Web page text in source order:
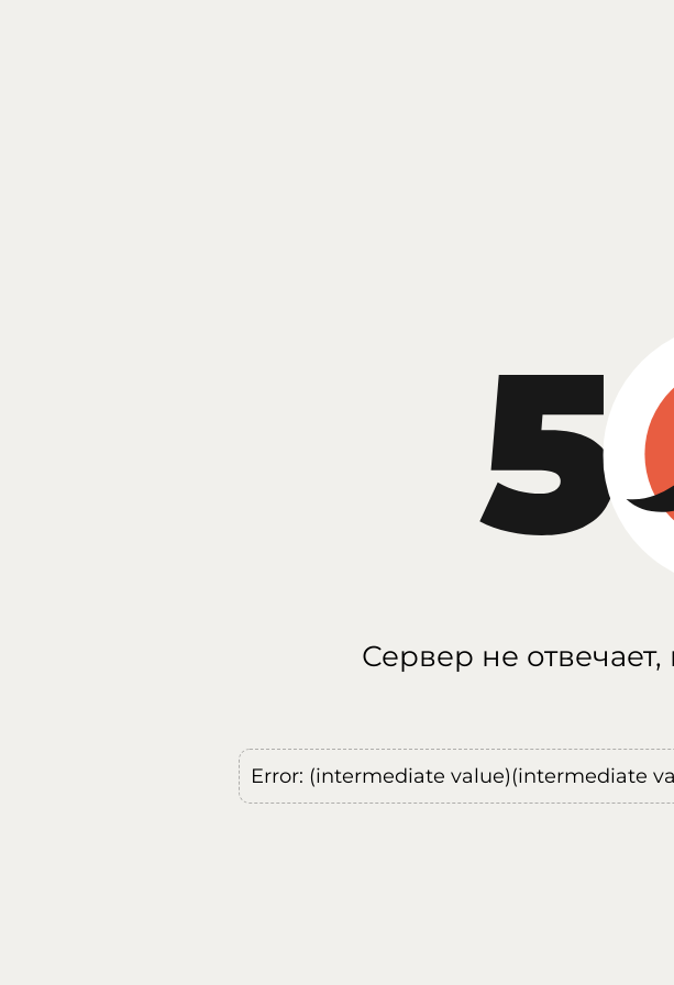
Сервер не
Error: (intermediate value)(intermediate